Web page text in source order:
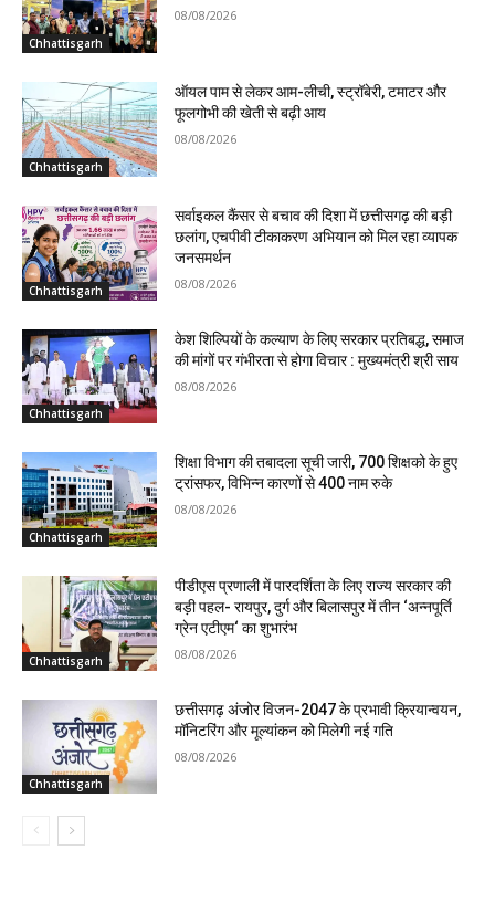
Chhattisgarh
08/08/2026
Chhattisgarh
ऑयल पाम से लेकर आम-लीची, स्ट्रॉबेरी, टमाटर और
फूलगोभी की खेती से बढ़ी आय
08/08/2026
Chhattisgarh
सर्वाइकल कैंसर से बचाव की दिशा में छत्तीसगढ़ की बड़ी
छलांग, एचपीवी टीकाकरण अभियान को मिल रहा व्यापक
जनसमर्थन
08/08/2026
Chhattisgarh
केश शिल्पियों के कल्याण के लिए सरकार प्रतिबद्ध, समाज
की मांगों पर गंभीरता से होगा विचार : मुख्यमंत्री श्री साय
08/08/2026
Chhattisgarh
शिक्षा विभाग की तबादला सूची जारी, 700 शिक्षको के हुए
ट्रांसफर, विभिन्न कारणों से 400 नाम रुके
08/08/2026
Chhattisgarh
पीडीएस प्रणाली में पारदर्शिता के लिए राज्य सरकार की
बड़ी पहल- रायपुर, दुर्ग और बिलासपुर में तीन ‘अन्नपूर्ति
ग्रेन एटीएम‘ का शुभारंभ
08/08/2026
Chhattisgarh
छत्तीसगढ़ अंजोर विजन-2047 के प्रभावी क्रियान्वयन,
मॉनिटरिंग और मूल्यांकन को मिलेगी नई गति
08/08/2026